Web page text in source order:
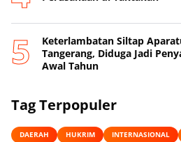
Keterlambatan Siltap
Tangerang, Diduga Jadi
Awal Tahun
Tag Terpopuler
DAERAH HUKRIM INTERNASIONAL